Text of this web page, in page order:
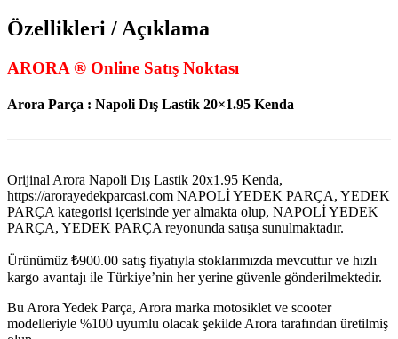
Özellikleri / Açıklama
ARORA ® Online Satış Noktası
Arora Parça : Napoli Dış Lastik 20×1.95 Kenda
Orijinal Arora Napoli Dış Lastik 20x1.95 Kenda,
https://arorayedekparcasi.com NAPOLİ YEDEK PARÇA, YEDEK
PARÇA kategorisi içerisinde yer almakta olup, NAPOLİ YEDEK
PARÇA, YEDEK PARÇA reyonunda satışa sunulmaktadır.
Ürünümüz ₺900.00 satış fiyatıyla stoklarımızda mevcuttur ve hızlı
kargo avantajı ile Türkiye’nin her yerine güvenle gönderilmektedir.
Bu Arora Yedek Parça, Arora marka motosiklet ve scooter
modelleriyle %100 uyumlu olacak şekilde Arora tarafından üretilmiş